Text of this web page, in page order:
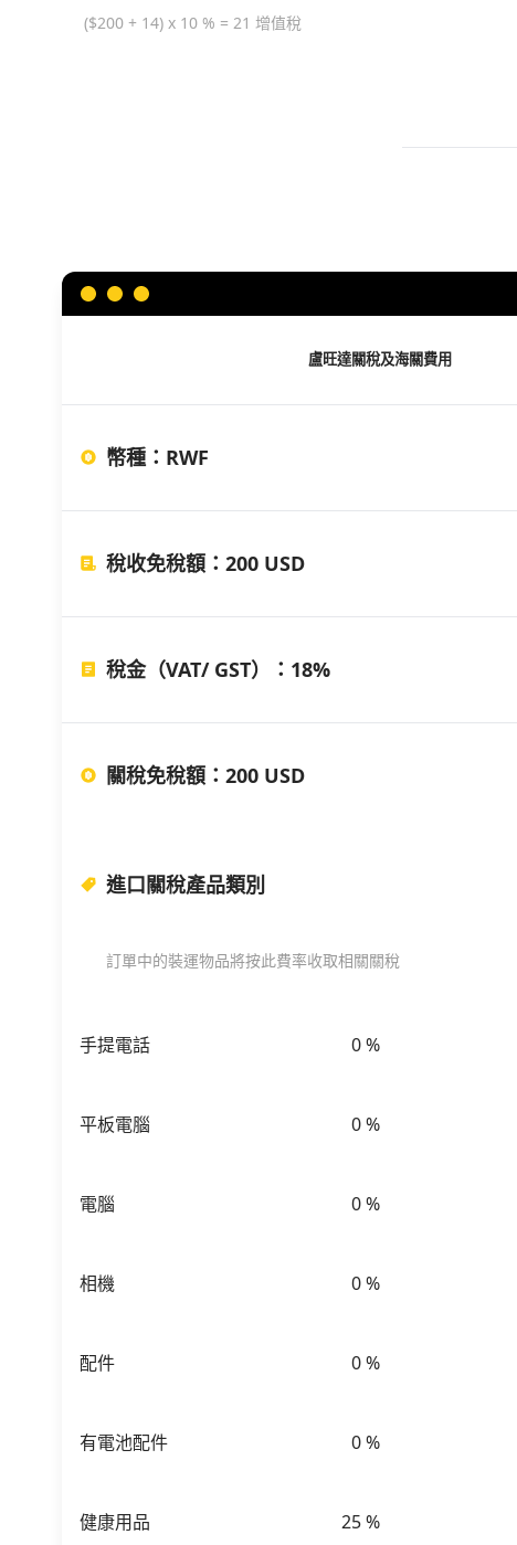
($200 + 14) x 10 % = 21 增值稅
盧旺達關稅及海關費用
幣種 ： RWF
稅收免稅額 ： 200 USD
稅金（VAT/ GST） ： 18%
關稅免稅額 ： 200 USD
進口關稅產品類別
訂單中的裝運物品將按此費率收取相關關稅
手提電話 0%
平板電腦 0%
電腦 0%
相機 0%
配件 0%
有電池配件 0%
健康用品 25%